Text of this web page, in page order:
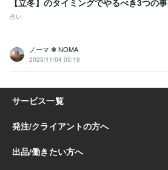
【立冬】のタイミングでやるべき3つの事
占い
ノーマ ❃ NOMA
2025/11/04 05:19